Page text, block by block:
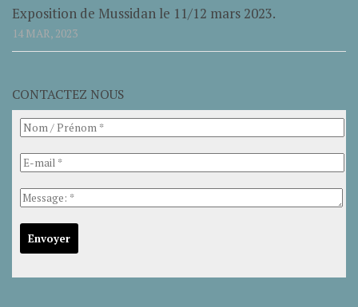
Exposition de Mussidan le 11/12 mars 2023.
14 MAR, 2023
CONTACTEZ NOUS